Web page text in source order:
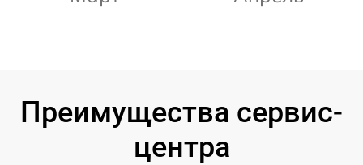
Преимущества сервис-
центра